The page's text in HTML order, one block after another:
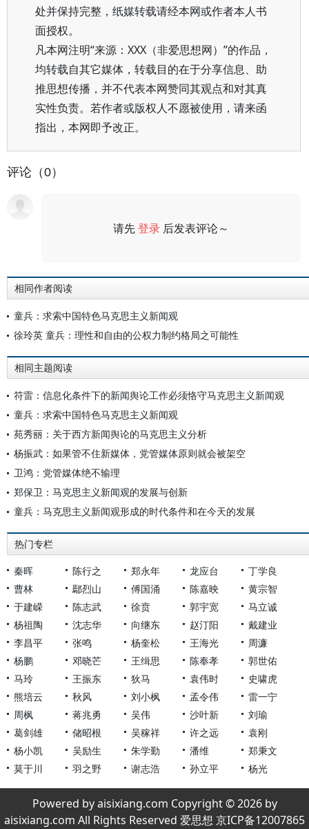
处并保持完整，纸媒转载请经本网或作者本人书
面授权。
凡本网注明“来源：XXX（非爱思想网）”的作品，
均转载自其它媒体，转载目的在于分享信息、助
推思想传播，并不代表本网赞同其观点和对其真
实性负责。若作者或版权人不愿被使用，请来函
指出，本网即予改正。
评论（0）
请先登录 后发表评论～
相同作者阅读
童兵：求索中国特色马克思主义新闻观
徐玲英 童兵：理性和自由的公权力制约格局之可能性
相同主题阅读
符雷：信息化条件下的新闻舆论工作必须恪守马克思主义新闻观
童兵：求索中国特色马克思主义新闻观
苑秀丽：关于西方新闻舆论的马克思主义分析
杨振武：如果管不住新媒体，党管媒体原则就会被架空
卫鸿：党管媒体绝不输理
郑保卫：马克思主义新闻观的发展与创新
童兵：马克思主义新闻观形成的时代条件和在今天的发展
热门专栏
秦晖 陈行之 郑永年 龙应台
丁学良
曹林
鄢烈山 傅国涌 陈嘉映
黄宗智
于建嵘
陈志武 徐贲 郭宇宽
马立诚
杨祖陶
沈志华 向继东 赵汀阳
戴建业
李昌平
张鸣 杨奎松 王海光
周濂
杨鹏
邓晓芒 王缉思 陈奉孝
郭世佑
马玲
王振东 狄马 袁伟时
史啸虎
熊培云
秋风 刘小枫 孟令伟
雷一宁
周枫
蒋兆勇 吴伟 沙叶新
刘瑜
葛剑雄
储昭根 吴稼祥 许之远
袁刚
杨小凯
吴励生 朱学勤 潘维
郑秉文
莫于川
羽之野 谢志浩 孙立平 杨光
Powered by aisixiang.com Copyright © 2026 by
aisixiang.com All Rights Reserved 爱思想 京ICP备12007865